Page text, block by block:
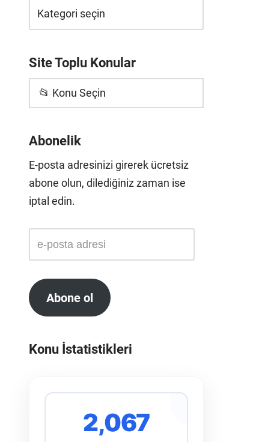
Site Toplu Konular
📂 Konu Seçin
Abonelik
E-posta adresinizi girerek ücretsiz
abone olun, dilediğiniz zaman ise
iptal edin.
Abone ol
Konu İstatistikleri
2,067